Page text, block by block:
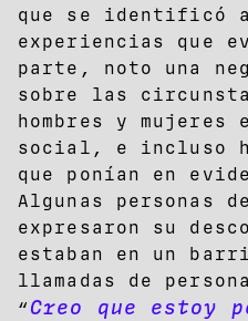
que se identificó
experiencias que
parte, noto una
sobre las
hombres y mujeres
social, e incluso
que ponían en
Algunas personas
expresaron su
estaban en un
llamadas de
“ Creo que estoy